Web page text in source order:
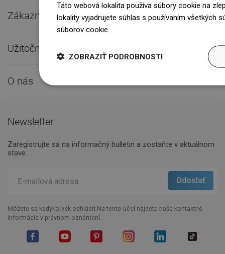
Zákaznícky servis 
Užitočné odkazy 
O nás
Newsletter
Zaregistrujte sa na informačný bulletin a zostaňte v aktuálnom
stave.
Môžete sa kedykoľvek odhlásiť.Na tento účel nájdete naše kontaktné
informácie v právnom oznámení.
Táto webová lokalita používa súbory cookie na
lokality vyjadrujete súhlas s používaním všetkých
súborov cookie.
ZOBRAZIŤ PODROBNOSTI